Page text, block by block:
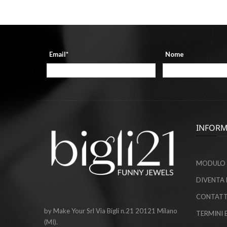
Email*
Nome
by Make Your Srl Via Bigli n.21 20121 Milano
(MI).
MODULO
DIVENTA
TERMINI